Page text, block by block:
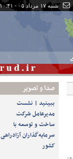
شنبه ۱۷ مرداد ۰۵ - ۱۰:۴۱
صدا و تصوير
ببینید | نشست
مدیرعامل شرکت
ساخت و توسعه با
سرمایه‌گذاران آزادراهی
کشور